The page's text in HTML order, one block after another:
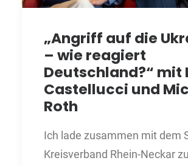
„Angriff auf die
– wie reagiert
Deutschland?“ mit
Castellucci und
Roth
Ich lade zusammen mit dem
Kreisverband Rhein-Neckar